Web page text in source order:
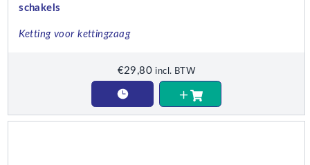
schakels
Ketting voor kettingzaag
€29,80 incl. BTW